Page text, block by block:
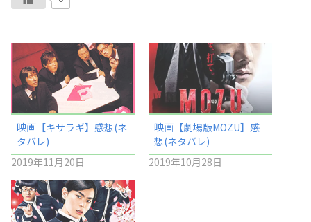
映画【キサラギ】感想(ネ
タバレ)
2019年11月20日
映画【劇場版MOZU】感
想(ネタバレ)
2019年10月28日